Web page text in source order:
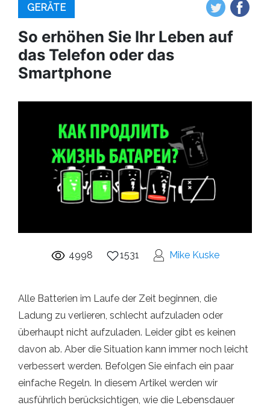
GERÄTE
So erhöhen Sie Ihr Leben auf
das Telefon oder das
Smartphone
4998 1531 Mike Kuske
Alle Batterien im Laufe der Zeit beginnen, die
Ladung zu verlieren, schlecht aufzuladen oder
überhaupt nicht aufzuladen. Leider gibt es keinen
davon ab. Aber die Situation kann immer noch leicht
verbessert werden. Befolgen Sie einfach ein paar
einfache Regeln. In diesem Artikel werden wir
ausführlich berücksichtigen, wie die Lebensdauer